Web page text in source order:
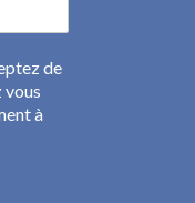
de
vous
à